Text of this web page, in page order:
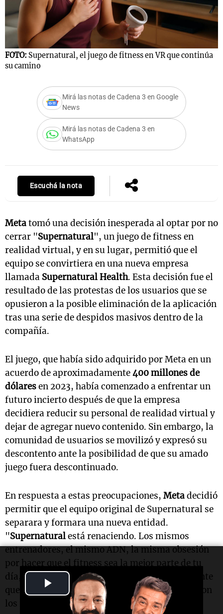
Play
Video
FOTO: Supernatural, el juego de fitness en VR que continúa
su camino
Mirá las notas de Cadena 3 en Google
News
Mirá las notas de Cadena 3 en
WhatsApp
Escuchá la nota
Metatomó una decisión inesperada al optar por no
cerrar "Supernatural", un juego de fitness en
realidad virtual, y en su lugar, permitió que el
equipo se convirtiera en una nueva empresa
llamada Supernatural Health. Esta decisión fue el
resultado de las protestas de los usuarios que se
opusieron a la posible eliminación de la aplicación
tras una serie de despidos masivos dentro de la
compañía.
El juego, que había sido adquirido por Meta en un
acuerdo de aproximadamente400 millones de
dólaresen 2023, había comenzado a enfrentar un
futuro incierto después de que la empresa
decidiera reducir su personal de realidad virtual y
dejar de agregar nuevo contenido. Sin embargo, la
comunidad de usuarios se movilizó y expresó su
descontento ante la posibilidad de que su amado
juego fuera descontinuado.
En respuesta a estas preocupaciones, Metadecidió
permitir que el equipo original de Supernatural se
separara y formara una nueva entidad.
"Supernaturalestá renaciendo. Los mismos
entrenadores, el mismo ADN, la misma obsesión
por hacer que el fitness sea la mejor parte de tu
día, ahora bajo una nueva empresa independiente
que estamos comenzando desde cero", afirmaron
los fundadores en su sitio web.